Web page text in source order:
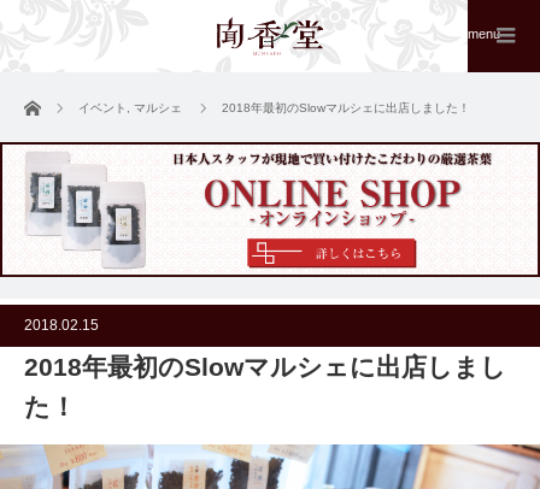
menu
ホーム イベント マルシェ 2018年最初のSlowマルシェに出店しました！
2018.02.15
2018年最初のSlowマルシェに出店しまし
た！